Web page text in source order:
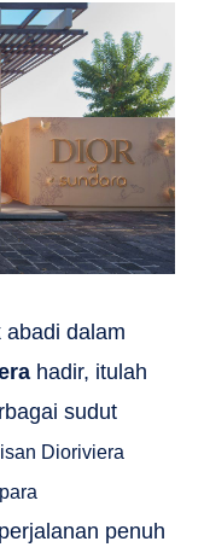
dalam
hadir, itulah
sudut
Dioriviera
penuh